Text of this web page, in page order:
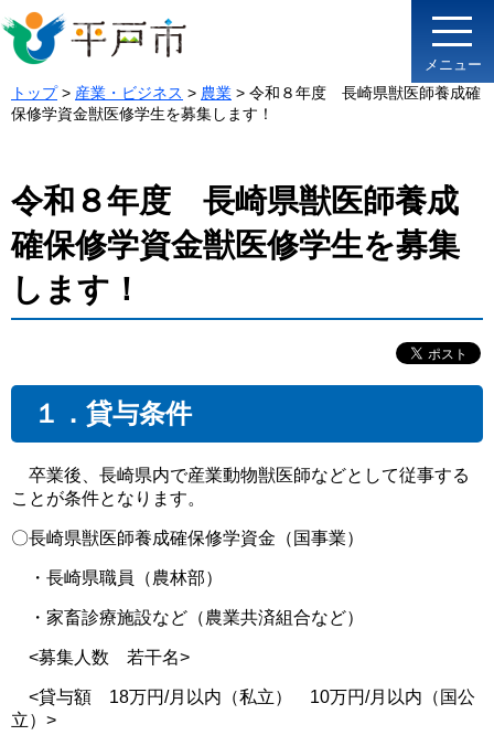
メニュー
トップ> 産業・ビジネス > 農業 > 令和８年度 長崎県獣医師養成確
保修学資金獣医修学生を募集します！
令和８年度 長崎県獣医師養成
確保修学資金獣医修学生を募集
します！
１．貸与条件
卒業後、長崎県内で産業動物獣医師などとして従事する
ことが条件となります。
〇長崎県獣医師養成確保修学資金（国事業）
・長崎県職員（農林部）
・家畜診療施設など（農業共済組合など）
<募集人数 若干名>
<貸与額 18万円/月以内（私立） 10万円/月以内（国公
立）>